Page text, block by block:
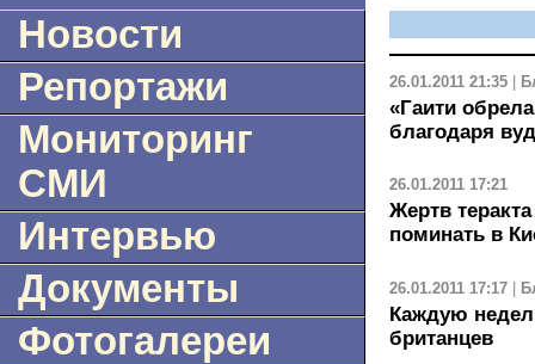
Новости
Репортажи
Мониторинг
СМИ
Интервью
Документы
Фотогалереи
26.01.2011 21:35 |
«Гаити
благодаря
26.01.2011 17:21
Жертв
поминать в
26.01.2011 17:17
Каждую
британцев